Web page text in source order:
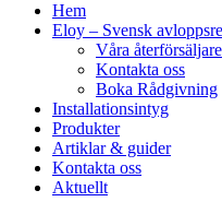
Hem
Eloy – Svensk
Våra återförsäljare
Kontakta oss
Boka Rådgivning
Installationsintyg
Produkter
Artiklar & guider
Kontakta oss
Aktuellt